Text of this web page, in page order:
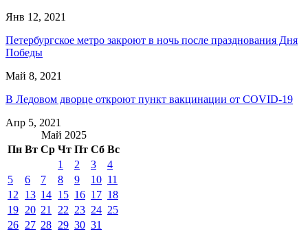
Янв 12, 2021
Петербургское метро закроют в ночь после празднования Дня
Победы
Май 8, 2021
В Ледовом дворце откроют пункт вакцинации от COVID-19
Апр 5, 2021
Май 2025
Пн Вт Ср Чт Пт Сб Вс
1
2 3
4
5
6 7 8 9 10 11
12
13 14 15 16 17 18
19 20 21 22 23 24 25
26 27 28 29 30 31